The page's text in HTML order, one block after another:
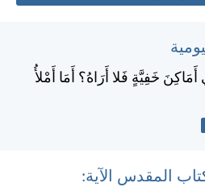
خَفِيَّةٍ فَلا أَرَاهُ؟ أَمَا أَمْلأُ
المقدس الآية: